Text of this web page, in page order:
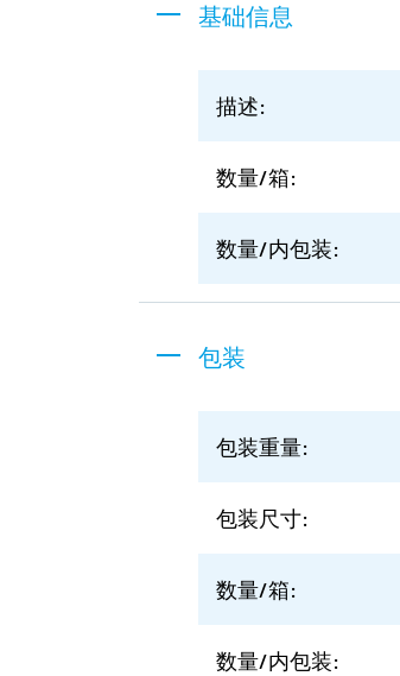
基础信息
描述:
数量/箱:
数量/内包装:
包装
包装重量:
包装尺寸:
数量/箱:
数量/内包装: